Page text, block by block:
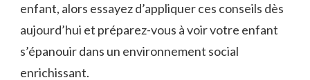
enfant, ‍alors‍ essayez d’appliquer ces conseils ‍dès‌
aujourd’hui et ⁣préparez-vous à voir votre⁤ enfant
s’épanouir dans un‌ environnement social
⁢enrichissant.